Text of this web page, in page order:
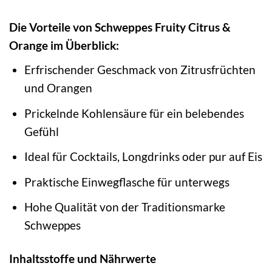
Die Vorteile von Schweppes Fruity Citrus &
Orange im Überblick:
Erfrischender Geschmack von Zitrusfrüchten
und Orangen
Prickelnde Kohlensäure für ein belebendes
Gefühl
Ideal für Cocktails, Longdrinks oder pur auf Eis
Praktische Einwegflasche für unterwegs
Hohe Qualität von der Traditionsmarke
Schweppes
Inhaltsstoffe und Nährwerte